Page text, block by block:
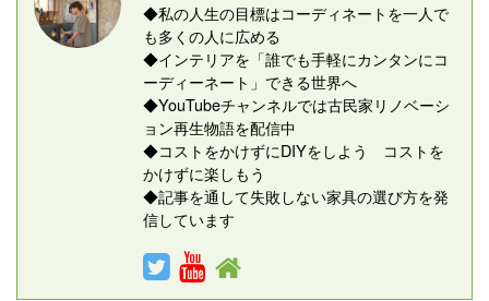
◆私の人生の目標はコーディネートを一人で
も多くの人に広める
◆インテリアを「誰でも手軽にカンタンにコ
ーディーネート」できる世界へ
◆YouTubeチャンネルでは古民家リノベーシ
ョン再生物語を配信中
◆コストをかけずにDIYをしよう コストを
かけずに楽しもう
◆記事を通して失敗しない家具の選び方を発
信しています